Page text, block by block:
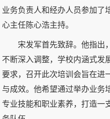
业务负责人和经办人员参加了
心主任陈心浩主持。
宋发军首先致辞。他指出
不断深入调整，学校内涵式发
要求，召开此次培训会旨在进
与成效。他希望通过举办业务
专业技能和职业素养，打造一